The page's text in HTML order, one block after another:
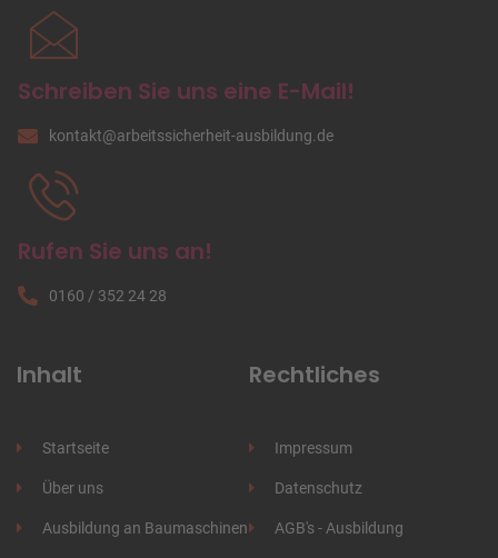
Schreiben Sie uns eine E-Mail!
kontakt@arbeitssicherheit-ausbildung .de
Rufen Sie uns an!
0160 / 352 24 28
Inhalt
Startseite
Über uns
Ausbildung an Baumaschinen
Rechtliches
Impressum
Datenschutz
AGB's - Ausbildung